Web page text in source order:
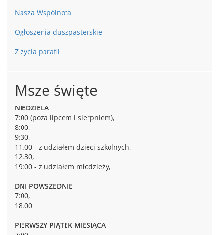
Nasza Wspólnota
Ogłoszenia duszpasterskie
Z życia parafii
Msze święte
NIEDZIELA
7:00 (poza lipcem i sierpniem),
8:00,
9:30,
11.00 - z udziałem dzieci szkolnych,
12.30,
19:00 - z udziałem młodzieży,
DNI POWSZEDNIE
7:00,
18.00
PIERWSZY PIĄTEK MIESIĄCA